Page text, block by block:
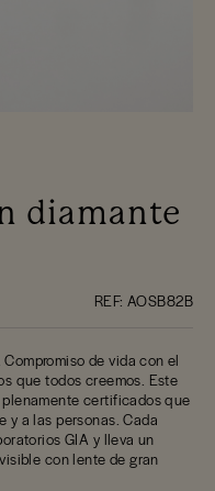
diamante
REF: AOSB82B
de vida con el
que todos creemos. Este
certificados que
y a las personas. Cada
GIA y lleva un
con lente de gran